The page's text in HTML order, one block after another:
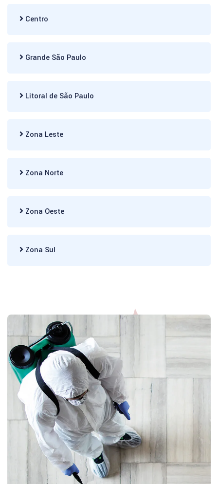
Centro
Grande São Paulo
Litoral de São Paulo
Zona Leste
Zona Norte
Zona Oeste
Zona Sul